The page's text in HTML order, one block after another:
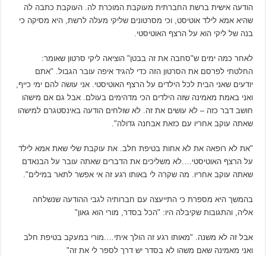
הודעה אישית ברשת החברתית מעוקבת המוכרת לה. העוקבת כתבה לה
שהיא אמא לילד אוטיסט, וכי מסרטונים שליקי מעלה לרשת, היא מסיקה כי
בנה של ליקי הוא על הרצף האוטיסטי.
לאחר כמה ימים ש"סחבה את זה בבטן" הוציאה ליקי סרטון שאומר:
החלטתי לפרסם את הסרטון הזה כדי להגיד איפה עובר הגבול. "אתם
יודעים שאני הבית לכל הילדים על הרצף האוטיסטי. אני עושה להם ימי כייף,
ואני באמת מאמינה שזה הילדים הכי מדהימים בעולם. אבל גם אם מישהו
חושב דבר כזה – לא עושים את זה. לא שולחים הודעה באינסטגרם למישהו
שאתה עוקב אחריו עם כזאת אבחנה גדולה".
"את לא רופאה את לא אחות בטיפת חלב. את עוקבת שלי שאת אמא לילד
על הרצף האוטיסטי….לא משליכים את הדברים שאתה עובר על הבנאדם
שאתה עוקב אחריו. מה שקרה לי באותו רגע זה אי אפשר לתאר במילים".
בהמשך היא מספרת כי התייעצה עם חברותיה לגבי ההודעה שנשלחה
אליה, והתגובות שקיבלה היו: "הכל בסדר, מורי הוא גאון"
אבל זה לא משנה. "מאותו רגע זה הולך איתי….מורי במעקב בטיפת חלב
ואני מאמינה שאם משהו לא בסדר יש דרך לספר לי את זה"